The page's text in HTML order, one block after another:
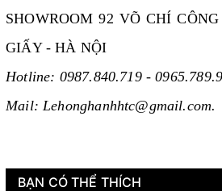
SHOWROOM 92 VÕ CHÍ
GIẤY - HÀ NỘI
Hotline: 0987.840.719 -
Mail: Lehonghanhhtc@gmail.com.
BẠN CÓ THỂ THÍCH